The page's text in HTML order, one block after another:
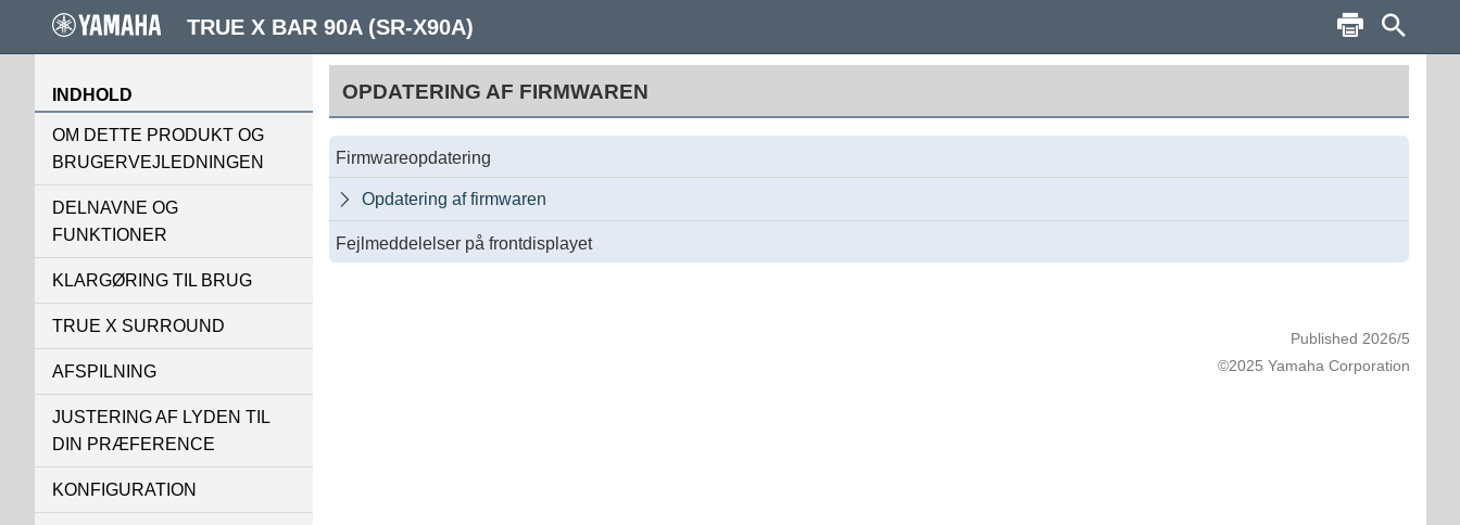
INDHOLD
OM DETTE PRODUKT OG
BRUGERVEJLEDNINGEN
DELNAVNE OG
FUNKTIONER
KLARGØRING TIL BRUG
TRUE X SURROUND
AFSPILNING
JUSTERING AF LYDEN TIL
DIN PRÆFERENCE
KONFIGURATION
OPDATERING AF FIRMWAREN
Firmwareopdatering
 Opdatering af firmwaren
Fejlmeddelelser på frontdisplayet
Published 2026/5
©2025 Yamaha Corporation
TRUE X BAR 90A (SR-X90A)